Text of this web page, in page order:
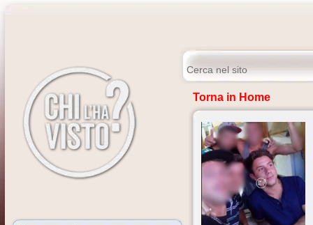
Torna in Home